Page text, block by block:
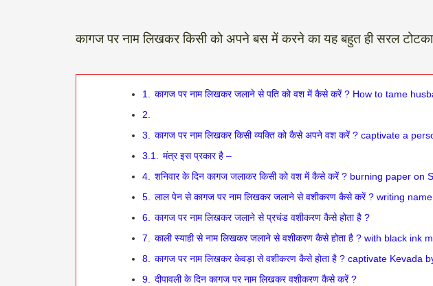
कागज पर नाम लिखकर किसी को अपने बस में करने का यह बहुत ही सरल
1. कागज पर नाम लिखकर जलाने से पति को वश में कैसे करें ? How to tame
2.
3. कागज पर नाम लिखकर किसी व्यक्ति को कैसे अपने वश करें ? captivate a
3.1. मंत्र इस प्रकार है –
4. शनिवार के दिन कागज जलाकर किसी को वश में कैसे करें ? burning paper on
5. लाल पेन से कागज पर नाम लिखकर जलाने से वशीकरण कैसे करें ? writing
6. कागज पर नाम लिखकर जलाने से ‌‌‌प्रचंड वशीकरण कैसे होता है ?
7. काली स्याही से नाम लिखकर जलाने से ‌‌‌वशीकरण कैसे होता है ? with black ink
8. कागज पर नाम लिखकर ‌‌‌केवड़ा से वशीकरण कैसे होता है ? captivate Kevada
9. दीपावली के दिन कागज पर नाम लिखकर वशीकरण कैसे करें ?